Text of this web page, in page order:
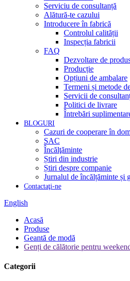
Serviciu de consultanță
Alătură-te cazului
Introducere în fabrică
Controlul calității
Inspecția fabricii
FAQ
Dezvoltare de
Producție
Opțiuni de ambalare
Termeni și metode
Servicii de
Politici de livrare
Întrebări
BLOGURI
Cazuri de cooperare în
SAC
Încălţăminte
Știri din industrie
Știri despre companie
Jurnalul de încălțăminte și
Contactaţi-ne
English
Acasă
Produse
Geantă de modă
Genți de călătorie pentru
Categorii